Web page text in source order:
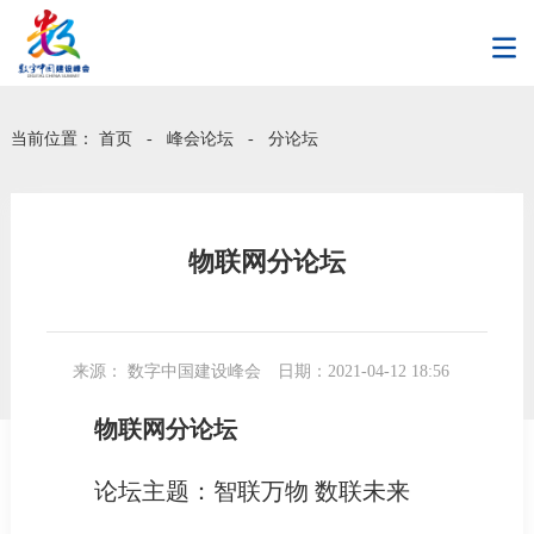
当前位置： 首页 - 峰会论坛- 分论坛
物联网分论坛
来源： 数字中国建设峰会 日期：2021-04-12 18:56
物联网分论坛
论坛主题：智联万物 数联未来